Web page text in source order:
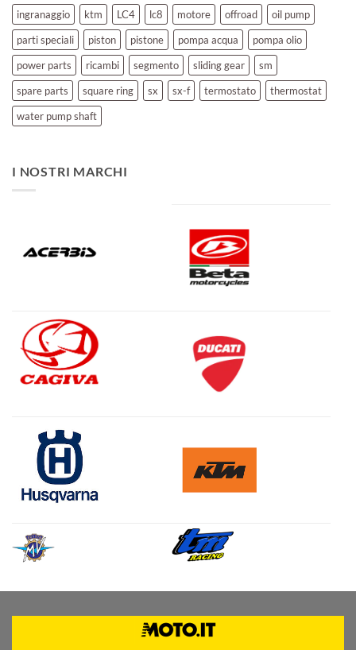
ingranaggio
ktm LC4 lc8 motore offroad
oil pump
parti speciali
piston pistone pompa acqua
pompa olio
power parts
ricambi segmento sliding gear
sm
spare parts
square ring sx sx-f termostato
thermostat
water pump shaft
I NOSTRI MARCHI